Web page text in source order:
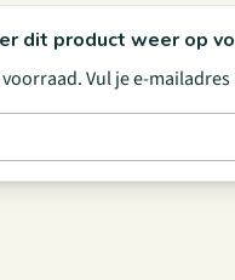
dit product weer op
Vul je e-